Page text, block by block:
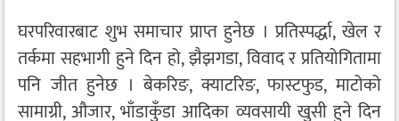
घरपरिवारबाट शुभ समाचार प्राप्त हुनेछ । प्रतिस्पर्द्धा, खेल र
तर्कमा सहभागी हुने दिन हो, झैझगडा, विवाद र प्रतियोगितामा
पनि जीत हुनेछ । बेकरिङ, क्याटरिङ, फास्टफुड, माटोको
सामाग्री, औजार, भाँडाकुँडा आदिका व्यवसायी खुसी हुने दिन